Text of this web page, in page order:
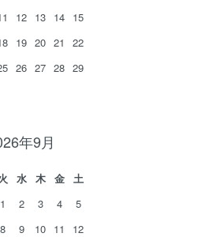
12 13 14 15
19 20 21
22
26 27 28 29
年9月
水 木 金
土
1
2 3 4
5
8 9 10 11
12